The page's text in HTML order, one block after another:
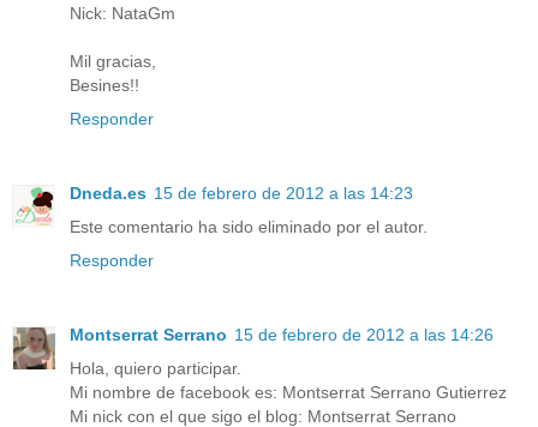
Nick: NataGm
Mil gracias,
Besines!!
Responder
Dneda.es 15 de febrero de 2012 a las 14:23
Este comentario ha sido eliminado por el autor.
Responder
Montserrat Serrano 15 de febrero de 2012 a las 14:26
Hola, quiero participar.
Mi nombre de facebook es: Montserrat Serrano Gutierrez
Mi nick con el que sigo el blog: Montserrat Serrano